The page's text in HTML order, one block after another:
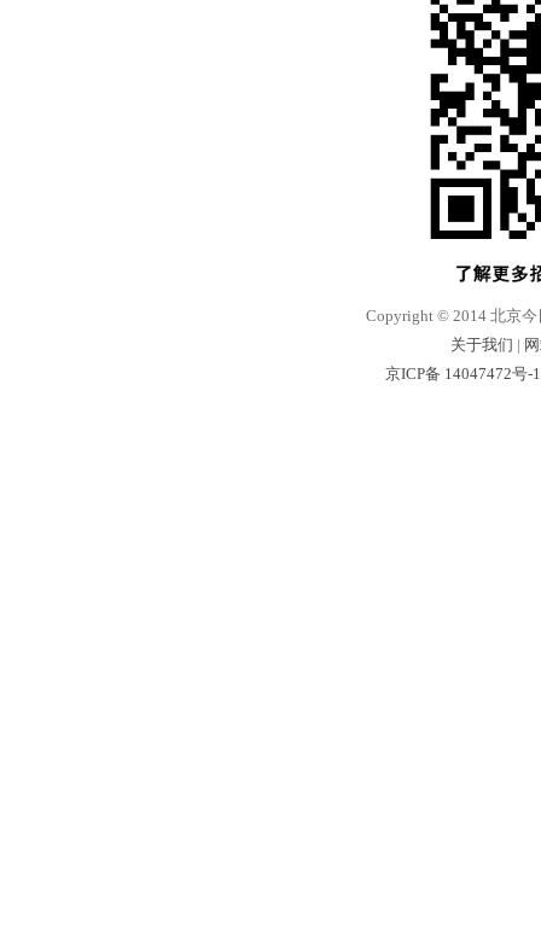
Copyright © 2014 北京今
关于我们 |
京ICP备 14047472号-